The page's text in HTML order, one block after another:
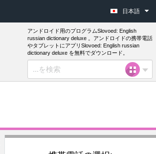
日本語
アンドロイド用のプログラムSlovoed: English
russian dictionary deluxe 。アンドロイドの携帯電話
やタブレットにアプリSlovoed: English russian
dictionary deluxe を無料でダウンロード。